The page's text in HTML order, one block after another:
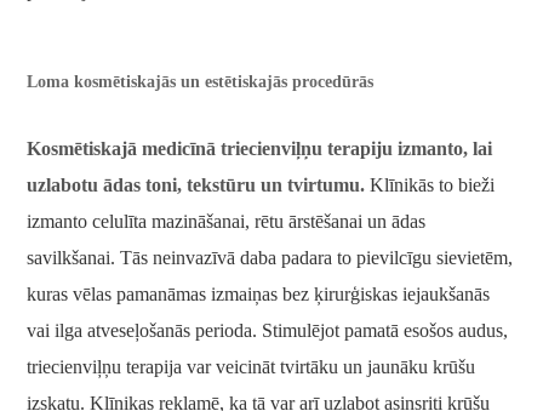
Loma kosmētiskajās un estētiskajās procedūrās
Kosmētiskajā medicīnā triecienviļņu terapiju izmanto, lai
uzlabotu ādas toni, tekstūru un tvirtumu. Klīnikās to bieži
izmanto celulīta mazināšanai, rētu ārstēšanai un ādas
savilkšanai. Tās neinvazīvā daba padara to pievilcīgu sievietēm,
kuras vēlas pamanāmas izmaiņas bez ķirurģiskas iejaukšanās
vai ilga atveseļošanās perioda. Stimulējot pamatā esošos audus,
triecienviļņu terapija var veicināt tvirtāku un jaunāku krūšu
izskatu. Klīnikas reklamē, ka tā var arī uzlabot asinsriti krūšu